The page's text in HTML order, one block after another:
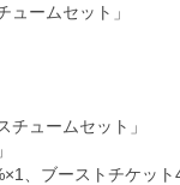
ュームセット」
チュームセット」
、ブーストチケッ